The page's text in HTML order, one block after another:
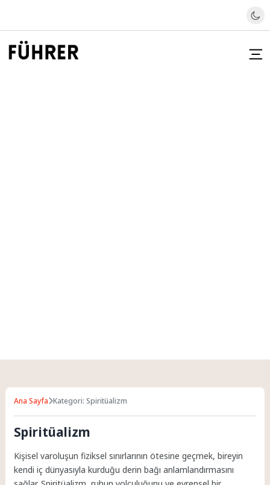
Ana Sayfa Kategori: Spiritüalizm
Spiritüalizm
Kişisel varoluşun fiziksel sınırlarının ötesine geçmek, bireyin
kendi iç dünyasıyla kurduğu derin bağı anlamlandırmasını